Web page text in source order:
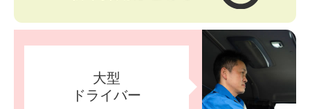
大型
ドライバー